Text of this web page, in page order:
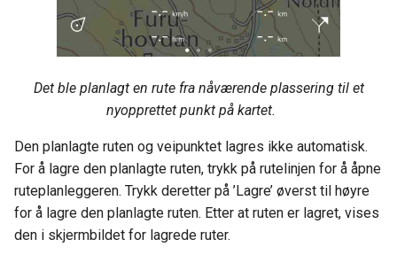
Det ble planlagt en rute fra nåværende plassering til et
nyopprettet punkt på kartet.
Den planlagte ruten og veipunktet lagres ikke automatisk.
For å lagre den planlagte ruten, trykk på rutelinjen for å åpne
ruteplanleggeren. Trykk deretter på ’Lagre’ øverst til høyre
for å lagre den planlagte ruten. Etter at ruten er lagret, vises
den i skjermbildet for lagrede ruter.